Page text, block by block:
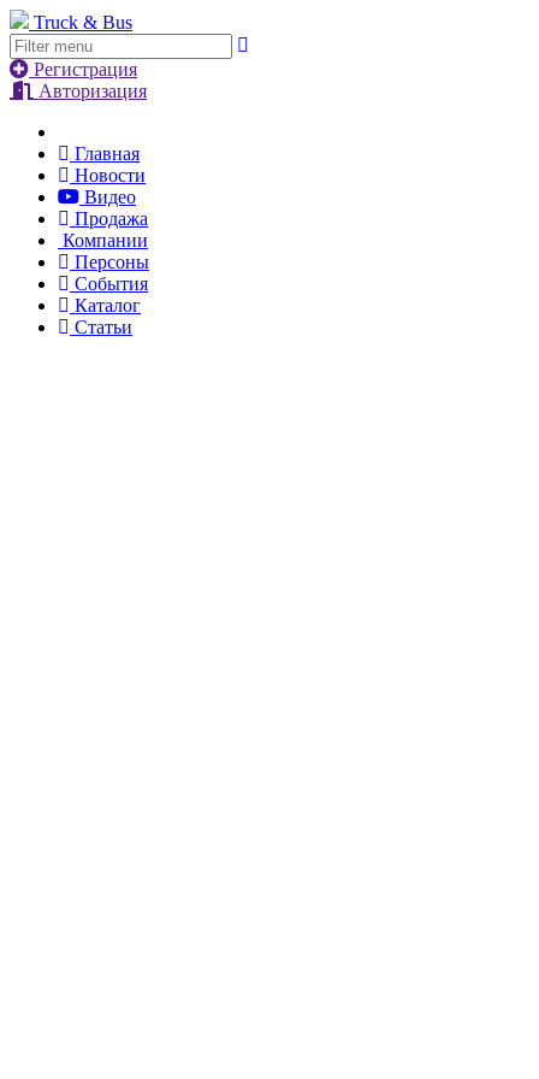
Truck & Bus
Регистрация
Авторизация
Главная
Новости
Видео
Продажа
Компании
Персоны
События
Каталог
Статьи